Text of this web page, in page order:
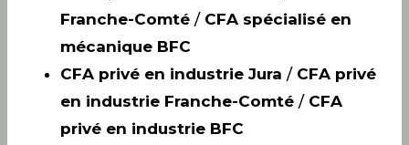
Franche-Comté / CFA spécialisé en
mécanique BFC
CFA privé en industrie Jura / CFA privé
en industrie Franche-Comté / CFA
privé en industrie BFC